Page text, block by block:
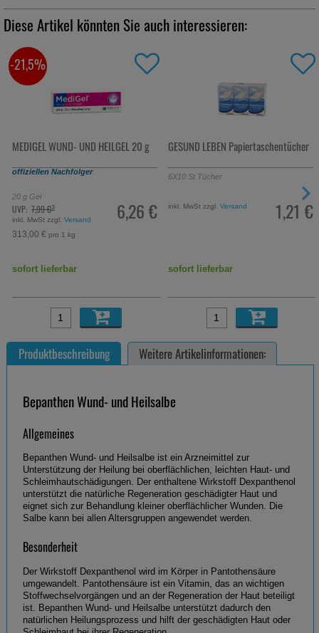
Diese Artikel könnten Sie auch interessieren:
MEDIGEL WUND- UND HEILGEL 20 g
offiziellen Nachfolger
20 g Gel
6,26 €
UVP: 7,99 €³
inkl. MwSt zzgl.Versand
313,00 € pro 1 kg
-21,5%
sofort lieferbar
GESUND LEBEN Papiertaschentücher
6X10 St Tücher
1,21 €
inkl. MwSt zzgl.Versand
sofort lieferbar
Produktbeschreibung Weitere Artikelinformationen:
Bepanthen Wund- und Heilsalbe
Allgemeines
Bepanthen Wund- und Heilsalbe ist ein Arzneimittel zur
Unterstützung der Heilung bei oberflächlichen, leichten Haut- und
Schleimhautschädigungen. Der enthaltene Wirkstoff Dexpanthenol
unterstützt die natürliche Regeneration geschädigter Haut und
eignet sich zur Behandlung kleiner oberflächlicher Wunden. Die
Salbe kann bei allen Altersgruppen angewendet werden.
Besonderheit
Der Wirkstoff Dexpanthenol wird im Körper in Pantothensäure
umgewandelt. Pantothensäure ist ein Vitamin, das an wichtigen
Stoffwechselvorgängen und an der Regeneration der Haut beteiligt
ist. Bepanthen Wund- und Heilsalbe unterstützt dadurch den
natürlichen Heilungsprozess und hilft der geschädigten Haut oder